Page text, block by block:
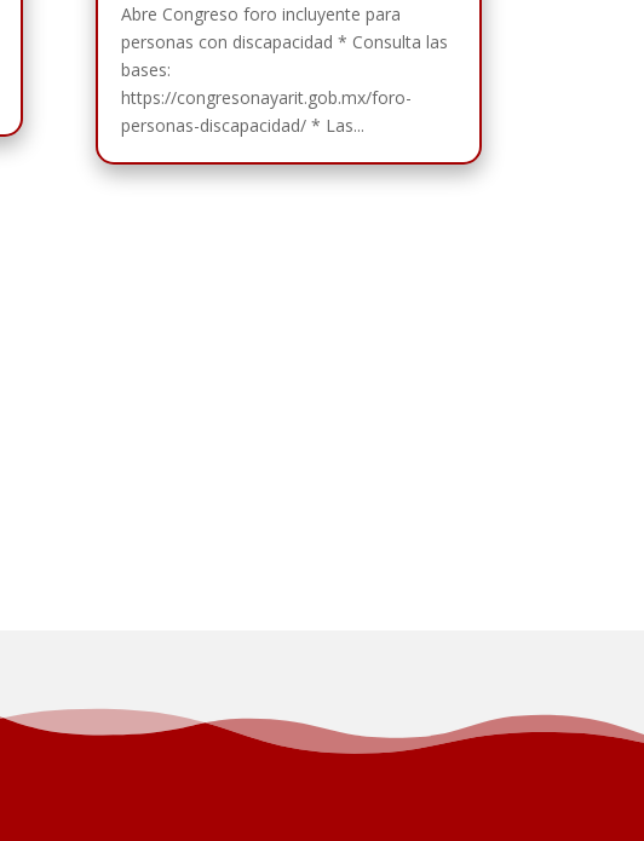
Abre Congreso foro incluyente para
personas con discapacidad * Consulta las
bases:
https://congresonayarit.gob.mx/foro-
personas-discapacidad/ * Las...